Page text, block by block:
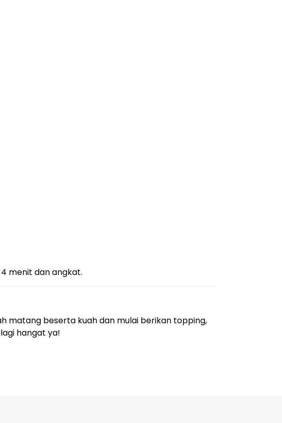
menit dan angkat.
matang beserta kuah dan mulai berikan topping,
hangat ya!